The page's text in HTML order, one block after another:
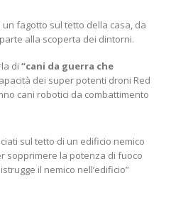
un fagotto sul tetto della casa, da
alla scoperta dei dintorni.
di “cani da guerra che
dei super potenti droni Red
cani robotici da combattimento
sul tetto di un edificio nemico
sopprimere la potenza di fuoco
il nemico nell’edificio”